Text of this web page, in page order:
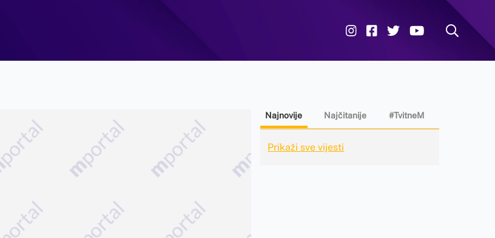
Najnovije Najčitanije #TvitneM
Prikaži sve vijesti